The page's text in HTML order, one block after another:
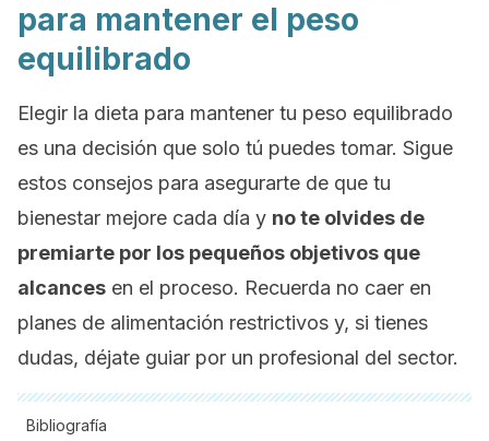
para mantener el peso
equilibrado
Elegir la dieta para mantener tu peso equilibrado
es una decisión que solo tú puedes tomar. Sigue
estos consejos para asegurarte de que tu
bienestar mejore cada día y no te olvides de
premiarte por los pequeños objetivos que
alcances en el proceso. Recuerda no caer en
planes de alimentación restrictivos y, si tienes
dudas, déjate guiar por un profesional del sector.
Bibliografía